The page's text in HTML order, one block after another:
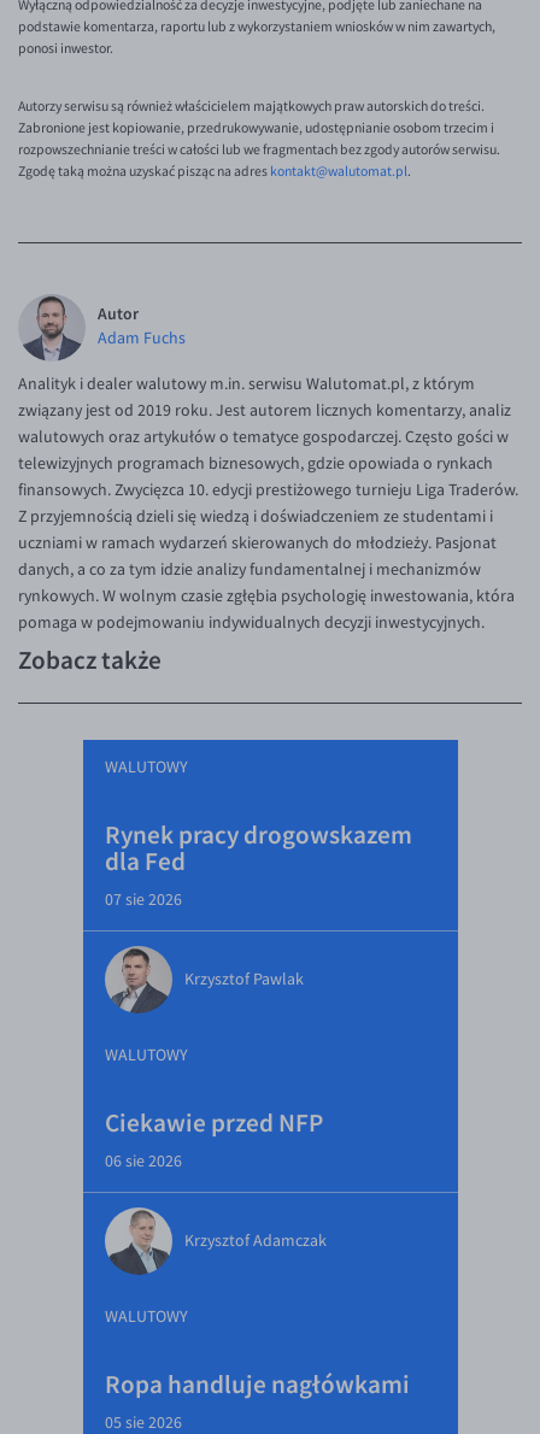
Wyłączną odpowiedzialność za decyzje inwestycyjne, podjęte lub zaniechane na
podstawie komentarza, raportu lub z wykorzystaniem wniosków w nim zawartych,
ponosi inwestor.
Autorzy serwisu są również właścicielem majątkowych praw autorskich do treści.
Zabronione jest kopiowanie, przedrukowywanie, udostępnianie osobom trzecim i
rozpowszechnianie treści w całości lub we fragmentach bez zgody autorów serwisu.
Zgodę taką można uzyskać pisząc na adres kontakt@walutomat.pl.
Autor
Adam Fuchs
Analityk i dealer walutowy m.in. serwisu Walutomat.pl, z którym
związany jest od 2019 roku. Jest autorem licznych komentarzy, analiz
walutowych oraz artykułów o tematyce gospodarczej. Często gości w
telewizyjnych programach biznesowych, gdzie opowiada o rynkach
finansowych. Zwycięzca 10. edycji prestiżowego turnieju Liga Traderów.
Z przyjemnością dzieli się wiedzą i doświadczeniem ze studentami i
uczniami w ramach wydarzeń skierowanych do młodzieży. Pasjonat
danych, a co za tym idzie analizy fundamentalnej i mechanizmów
rynkowych. W wolnym czasie zgłębia psychologię inwestowania, która
pomaga w podejmowaniu indywidualnych decyzji inwestycyjnych.
Zobacz także
WALUTOWY
Rynek pracy drogowskazem
dla Fed
07 sie 2026
Krzysztof Pawlak
WALUTOWY
Ciekawie przed NFP
06 sie 2026
Krzysztof Adamczak
WALUTOWY
Ropa handluje nagłówkami
05 sie 2026